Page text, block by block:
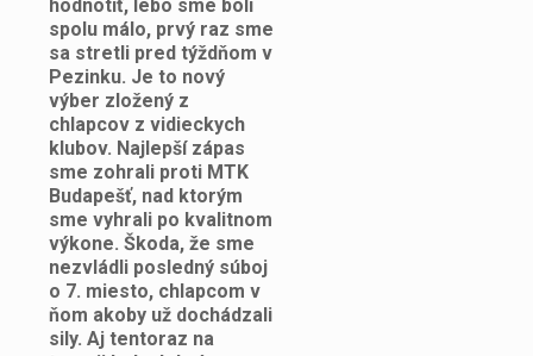
hodnotiť, lebo sme boli
spolu málo, prvý raz sme
sa stretli pred týždňom v
Pezinku. Je to nový
výber zložený z
chlapcov z vidieckych
klubov. Najlepší zápas
sme zohrali proti MTK
Budapešť, nad ktorým
sme vyhrali po kvalitnom
výkone. Škoda, že sme
nezvládli posledný súboj
o 7. miesto, chlapcom v
ňom akoby už dochádzali
sily. Aj tentoraz na